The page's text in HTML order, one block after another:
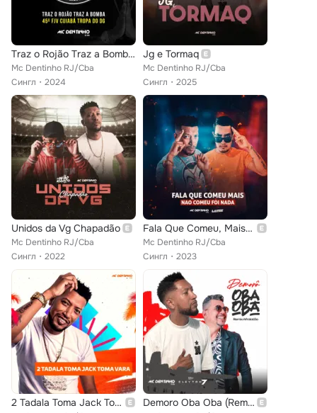
Traz o Rojão Traz a Bomba - 45º Fjv Cuiabá Tropa do Dg
Mc Dentinho RJ/Cba
Сингл
2024
Jg e Tormaq
Mc Dentinho RJ/Cba
Сингл
2025
Unidos da Vg Chapadão
Mc Dentinho RJ/Cba
Сингл
2022
Fala Que Comeu, Mais Nao Comeu Foi Nada
Mc Dentinho RJ/Cba
Сингл
2023
2 Tadala Toma Jack Toma Vara Demoro Oba Oba (Remix Afrolatão)